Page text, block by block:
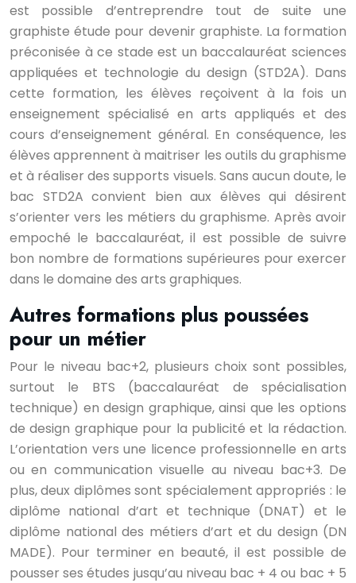
est possible d’entreprendre tout de suite une
graphiste étude pour devenir graphiste. La formation
préconisée à ce stade est un baccalauréat sciences
appliquées et technologie du design (STD2A). Dans
cette formation, les élèves reçoivent à la fois un
enseignement spécialisé en arts appliqués et des
cours d’enseignement général. En conséquence, les
élèves apprennent à maitriser les outils du graphisme
et à réaliser des supports visuels. Sans aucun doute, le
bac STD2A convient bien aux élèves qui désirent
s’orienter vers les métiers du graphisme. Après avoir
empoché le baccalauréat, il est possible de suivre
bon nombre de formations supérieures pour exercer
dans le domaine des arts graphiques.
Autres formations plus poussées
pour un métier
Pour le niveau bac+2, plusieurs choix sont possibles,
surtout le BTS (baccalauréat de spécialisation
technique) en design graphique, ainsi que les options
de design graphique pour la publicité et la rédaction.
L’orientation vers une licence professionnelle en arts
ou en communication visuelle au niveau bac+3. De
plus, deux diplômes sont spécialement appropriés : le
diplôme national d’art et technique (DNAT) et le
diplôme national des métiers d’art et du design (DN
MADE). Pour terminer en beauté, il est possible de
pousser ses études jusqu’au niveau bac + 4 ou bac + 5